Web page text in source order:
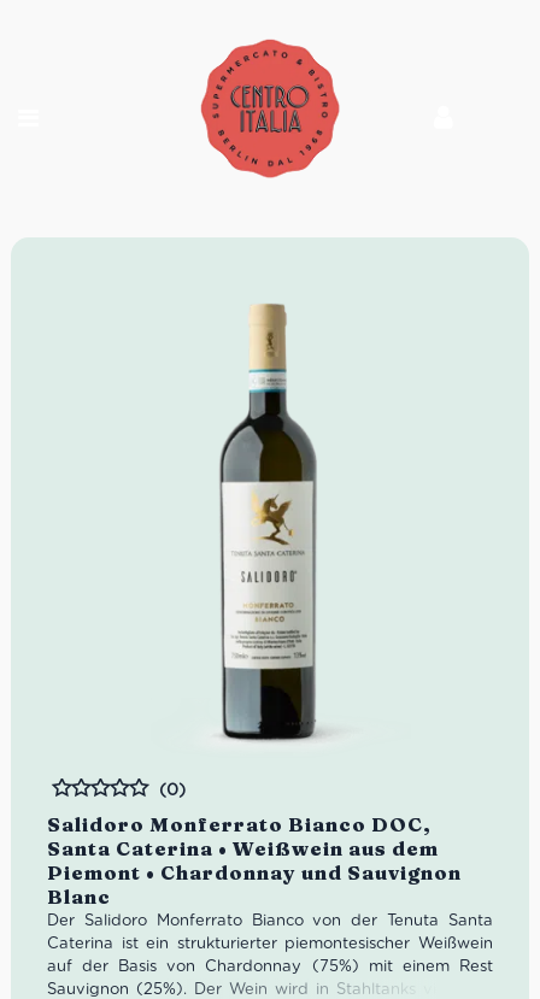
Salidoro Monferrato Bianco DOC,
Santa Caterina • Weißwein aus dem
Piemont • Chardonnay und Sauvignon
Blanc
Bewertet
(0)
Der Salidoro Monferrato Bianco von der Tenuta Santa
Caterina ist ein strukturierter piemontesischer Weißwein
auf der Basis von Chardonnay (75%) mit einem Rest
Sauvignon (25%). Der Wein wird in Stahltanks vinifiziert